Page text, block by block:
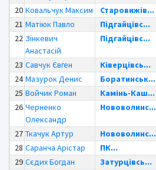
20 Ковальчук Максим Старовижів...
21 Матіюк Павло Підгайцівс...
22 Зінкевич
Анастасій
Підгайцівс...
23 Савчук Євген Ківерцівсь...
24 Мазурок Денис Боратинськ...
25 Войчик Роман Камінь-Каш...
26 Черненко
Олександр
Нововолинс...
27 Ткачук Артур Нововолинс...
28 Саранча Арістар ПК...
29 Сєдих Богдан Затурцівсь...